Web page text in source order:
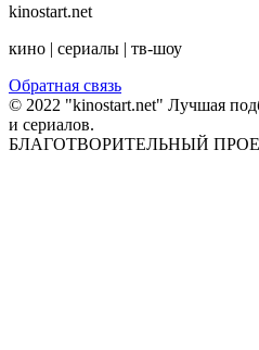
kinostart.net
кино | сериалы | тв-шоу
Обратная связь
© 2022 "kinostart.net" Лучшая
и сериалов.
БЛАГОТВОРИТЕЛЬНЫЙ